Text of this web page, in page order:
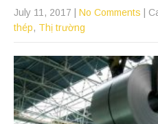
July 11, 2017 No Comments |
thép, Thị trường